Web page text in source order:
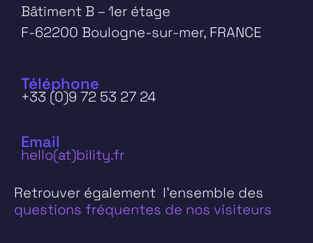
Bâtiment B – 1er étage
F-62200 Boulogne-sur-mer, FRANCE
Téléphone
+33 (0)9 72 53 27 24
Email
hello(at)bility.fr
Retrouver également l’ensemble des
questions fréquentes de nos visiteurs